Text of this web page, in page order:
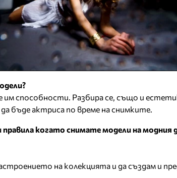
способности. Разбира се, също и
бъде актриса по време на снимките.
когато снимате модели на модния
на колекцията и да създам и